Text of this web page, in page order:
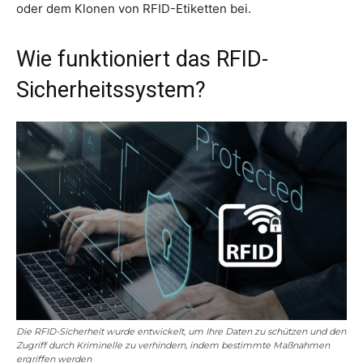
oder dem Klonen von RFID-Etiketten bei.
Wie funktioniert das RFID-
Sicherheitssystem?
Die RFID-Sicherheit wurde entwickelt, um Ihre Daten zu schützen und den
Zugriff durch Kriminelle zu verhindern, indem bestimmte Maßnahmen
ergriffen werden